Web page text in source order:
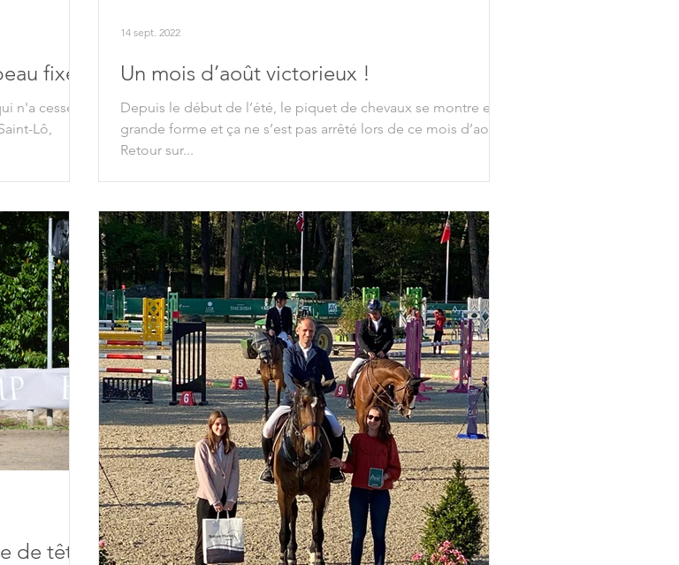
fixe !
n'a cessé
Lô,
Un mois d’août victorieux !
Depuis le début de l’été, le piquet de chevaux se montre en
grande forme et ça ne s’est pas arrêté lors de ce mois d’août !
Retour sur...
14 sept. 2022
de tête